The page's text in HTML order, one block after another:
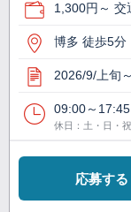
1,300円～ 交
博多 徒歩5分
2026/9/上旬
09:00～17:45
休日：土・日・祝
応募する